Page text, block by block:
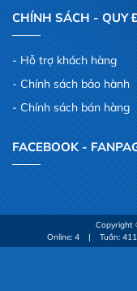
CHÍNH SÁCH - QUY
Hỗ trợ khách hàng
Chính sách bảo hành
Chính sách bán hàng
FACEBOOK -
Copyright
Online: 4
| Tuần: